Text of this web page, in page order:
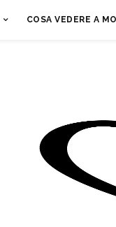
COSA VEDERE A